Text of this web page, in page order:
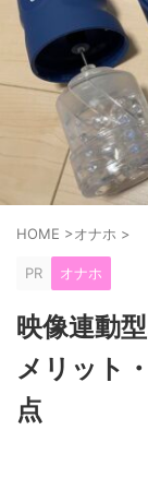
HOME >オナホ >
PR オナホ
映像連動
メリット
点